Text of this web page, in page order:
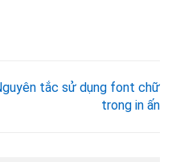
tắc sử dụng font chữ
trong in ấn